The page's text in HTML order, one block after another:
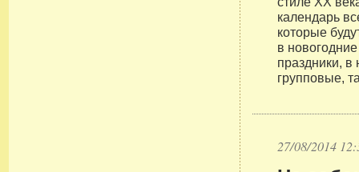
календарь
которые
в
праздники, в
групповые,
27/08/2014